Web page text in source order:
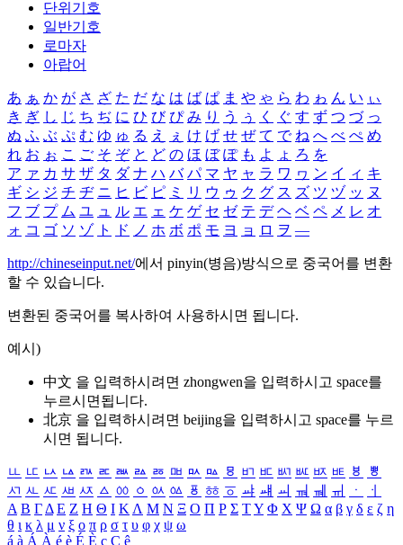
단위기호
일반기호
로마자
아랍어
あ ぁ か が さ ざ た だ な は ば ぱ ま や ゃ ら わ ゎ ん い ぃ
き ぎ し じ ち ぢ に ひ び ぴ み り う ぅ く ぐ す ず つ づ っ
ぬ ふ ぶ ぷ む ゆ ゅ る え ぇ け げ せ ぜ て で ね へ べ ぺ め
れ お ぉ こ ご そ ぞ と ど の ほ ぼ ぽ も よ ょ ろ を
ア ァ カ サ ザ タ ダ ナ ハ バ パ マ ヤ ャ ラ ワ ヮ ン イ ィ キ
ギ シ ジ チ ヂ ニ ヒ ビ ピ ミ リ ウ ゥ ク グ ス ズ ツ ヅ ッ ヌ
フ ブ プ ム ユ ュ ル エ ェ ケ ゲ セ ゼ テ デ ヘ ベ ペ メ レ オ
ォ コ ゴ ソ ゾ ト ド ノ ホ ボ ポ モ ヨ ョ ロ ヲ ―
http://chineseinput.net/에서 pinyin(병음)방식으로 중국어를 변환
할 수 있습니다.
변환된 중국어를 복사하여 사용하시면 됩니다.
예시)
中文 을 입력하시려면 zhongwen을 입력하시고 space를
누르시면됩니다.
北京 을 입력하시려면 beijing을 입력하시고 space를 누르
시면 됩니다.
ㅥ ㅦ ㅧ ㅨ ㅩ ㅪ ㅫ ㅬ ㅭ ㅮ ㅯ ㅰ ㅱ ㅲ ㅳ ㅴ ㅵ ㅶ ㅷ ㅸ
ㅹ
ㅺ ㅻ ㅼ ㅽ ㅾ ㅿ ㆀ ㆁ ㆂ ㆃ ㆄ ㆅ ㆆ ㆇ ㆈ ㆉ ㆊ ㆋ ㆌ ㆍ
ㆎ
Α Β ΓΔ Ε Ζ Η Θ Ι ΚΛ Μ Ν Ξ Ο Π Ρ Σ ΤΥ Φ Χ Ψ Ω α β γ δ ε ζ η
θ ι κ λ μ ν ξ ο π ρ σ τ υ φ χ ψ ω
á à Á À é è É È ç Ç ê